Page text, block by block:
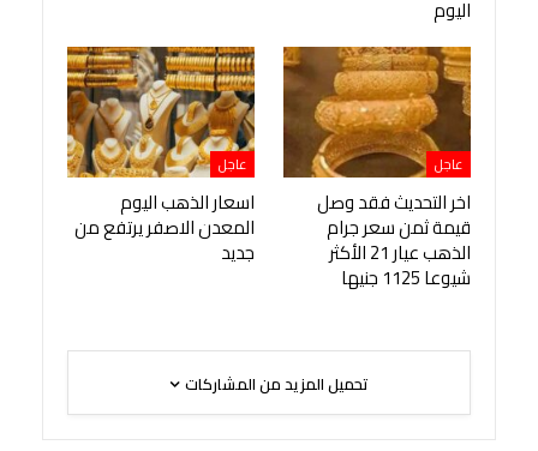
اليوم
عاجل
اخر التحديث فقد وصل
قيمة ثمن سعر جرام
الذهب عيار 21 الأكثر
شيوعا 1125 جنيها
عاجل
اسعار الذهب اليوم
المعدن الاصفر يرتفع من
جديد
تحميل المزيد من المشاركات